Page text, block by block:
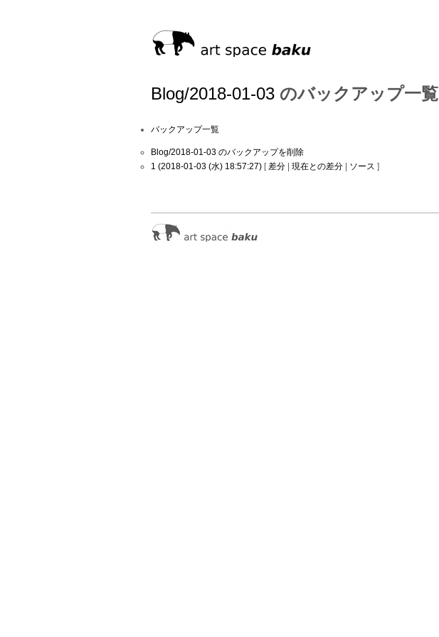
Blog/2018-01-03 のバックアップ一覧
バックアップ一覧
Blog/2018-01-03 のバックアップを削除
1 (2018-01-03 (水) 18:57:27) [差分 現在との差分 ソース ]